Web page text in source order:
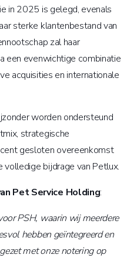
in 2025 is gelegd, evenals
sterke klantenbestand van
zal haar
een evenwichtige combinatie
acquisities en internationale
worden ondersteund
strategische
gesloten overeenkomst
volledige bijdrage van Petlux.
Pet Service Holding:
PSH, waarin wij meerdere
hebben geïntegreerd en
met onze notering op